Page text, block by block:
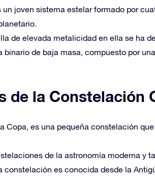
un joven sistema estelar formado por
de elevada metalicidad en ella se ha
binario de baja masa, compuesto por
de la Constelación
Copa, es una pequeña constelación
de la astronomía moderna y
constelación es conocida desde la